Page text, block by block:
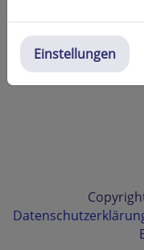
Einstellungen